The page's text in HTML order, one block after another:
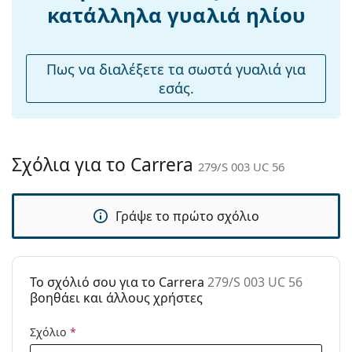
μαξιλάρια
άρθρωση:
Όχι
Αξεσουάρ
Πανί
καθαρισμού:
Ναι
Τύπος:
Ανδρικά
Μάρκα:
Carrera
279/S 003 UC 56
κατάλληλα γυαλιά ηλίου
Πως να διαλέξετε τα σωστά γυαλιά για
εσάς.
Σχόλια για το Carrera 279/S 003 UC 56
Γράψε το πρώτο σχόλιο
To σχόλιό σου για το Carrera 279/S 003 UC 56
βοηθάει και άλλους χρήστες
Σχόλιο *